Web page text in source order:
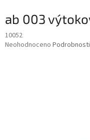
ab 003
10052
Průměrné
Neohodnoceno